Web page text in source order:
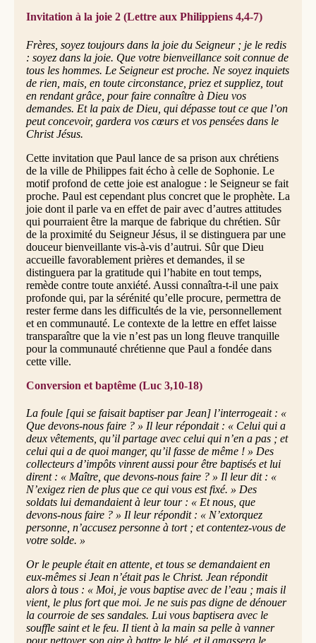
Invitation à la joie 2 (Lettre aux Philippiens 4,4-7)
Frères, soyez toujours dans la joie du Seigneur ; je le redis
: soyez dans la joie. Que votre bienveillance soit connue de
tous les hommes. Le Seigneur est proche. Ne soyez inquiets
de rien, mais, en toute circonstance, priez et suppliez, tout
en rendant grâce, pour faire connaître à Dieu vos
demandes. Et la paix de Dieu, qui dépasse tout ce que l’on
peut concevoir, gardera vos cœurs et vos pensées dans le
Christ Jésus.
Cette invitation que Paul lance de sa prison aux chrétiens
de la ville de Philippes fait écho à celle de Sophonie. Le
motif profond de cette joie est analogue : le Seigneur se fait
proche. Paul est cependant plus concret que le prophète. La
joie dont il parle va en effet de pair avec d’autres attitudes
qui pourraient être la marque de fabrique du chrétien. Sûr
de la proximité du Seigneur Jésus, il se distinguera par une
douceur bienveillante vis-à-vis d’autrui. Sûr que Dieu
accueille favorablement prières et demandes, il se
distinguera par la gratitude qui l’habite en tout temps,
remède contre toute anxiété. Aussi connaîtra-t-il une paix
profonde qui, par la sérénité qu’elle procure, permettra de
rester ferme dans les difficultés de la vie, personnellement
et en communauté. Le contexte de la lettre en effet laisse
transparaître que la vie n’est pas un long fleuve tranquille
pour la communauté chrétienne que Paul a fondée dans
cette ville.
Conversion et baptême (Luc 3,10-18)
La foule [qui se faisait baptiser par Jean] l’interrogeait : «
Que devons-nous faire ? » Il leur répondait : « Celui qui a
deux vêtements, qu’il partage avec celui qui n’en a pas ; et
celui qui a de quoi manger, qu’il fasse de même ! » Des
collecteurs d’impôts vinrent aussi pour être baptisés et lui
dirent : « Maître, que devons-nous faire ? » Il leur dit : «
N’exigez rien de plus que ce qui vous est fixé. » Des
soldats lui demandaient à leur tour : « Et nous, que
devons-nous faire ? » Il leur répondit : « N’extorquez
personne, n’accusez personne à tort ; et contentez-vous de
votre solde. »
Or le peuple était en attente, et tous se demandaient en
eux-mêmes si Jean n’était pas le Christ. Jean répondit
alors à tous : « Moi, je vous baptise avec de l’eau ; mais il
vient, le plus fort que moi. Je ne suis pas digne de dénouer
la courroie de ses sandales. Lui vous baptisera avec le
souffle saint et le feu. Il tient à la main sa pelle à vanner
pour nettoyer son aire à battre le blé, et il amassera le